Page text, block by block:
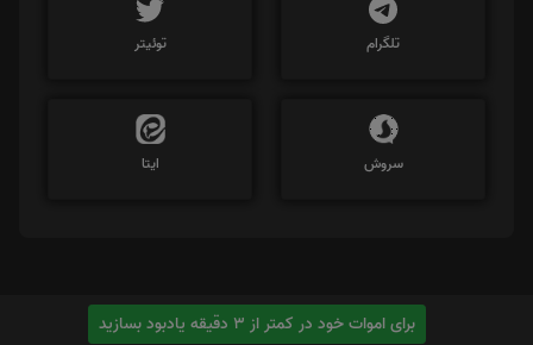
تلگرام توئیتر
سروش ایتا
برای اموات خود در کمتر از 3 دقیقه یادبود بسازید